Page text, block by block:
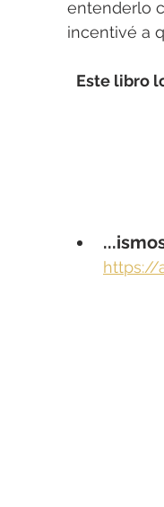
entenderlo
incentivé a
Este libro
https://